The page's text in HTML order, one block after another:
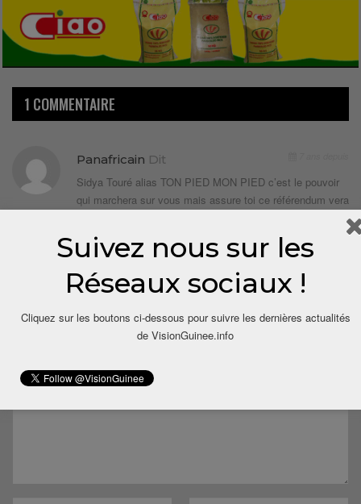
1 COMMENTAIRE
Panafricain Dit
Sidya Touré alias TON PIED MON PIED c’est le pouvoir
qui marchera sur vous mais assure toi ce référendum vera
Répondre
LAISSER UN COMMENTAIRE
Votre adresse email ne sera pas publiée.
Suivez nous sur les
Réseaux sociaux !
Cliquez sur les boutons ci-dessous pour suivre les dernières actualités
de VisionGuinee.info